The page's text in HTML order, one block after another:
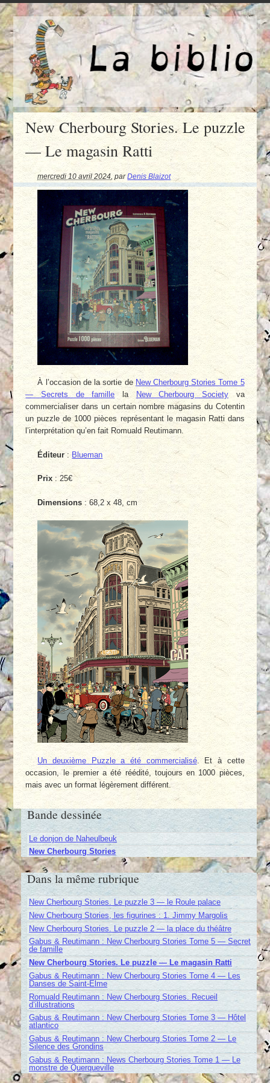
New Cherbourg Stories. Le puzzle
— Le magasin Ratti
mercredi 10 avril 2024,parDenis Blaizot
À l’occasion de la sortie de New Cherbourg Stories Tome 5
— Secrets de famillelaNew Cherbourg Societyva
commercialiser dans un certain nombre magasins du Cotentin
un puzzle de 1000 pièces représentant le magasin Ratti dans
l’interprétation qu’en fait Romuald Reutimann.
Éditeur:Blueman
Prix: 25€
Dimensions: 68,2 x 48, cm
Un deuxième Puzzle a été commercialisé. Et à cette
occasion, le premier a été réédité, toujours en 1000 pièces,
mais avec un format légèrement différent.
Bande dessinée
Le donjon de Naheulbeuk
New Cherbourg Stories
Dans la même rubrique
New Cherbourg Stories. Le puzzle 3 — le Roule palace
New Cherbourg Stories, les figurines : 1. Jimmy Margolis
New Cherbourg Stories. Le puzzle 2 — la place du théâtre
Gabus & Reutimann : New Cherbourg Stories Tome 5 — Secret
de famille
New Cherbourg Stories. Le puzzle — Le magasin Ratti
Gabus & Reutimann : New Cherbourg Stories Tome 4 — Les
Danses de Saint-Elme
Romuald Reutimann : New Cherbourg Stories. Recueil
d’illustrations
Gabus & Reutimann : New Cherbourg Stories Tome 3 — Hôtel
atlantico
Gabus & Reutimann : New Cherbourg Stories Tome 2 — Le
Silence des Grondins
Gabus & Reutimann : News Cherbourg Stories Tome 1 — Le
monstre de Querqueville